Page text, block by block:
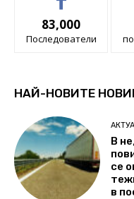
83,000
Последователи
НАЙ-НОВИТЕ
В
се
в